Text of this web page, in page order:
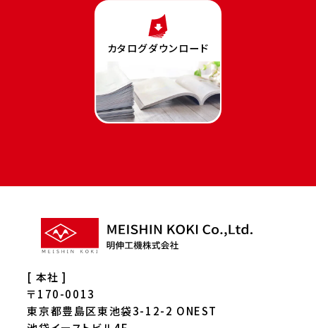
カタログダウンロード
[ 本社 ]
〒170-0013
東京都豊島区東池袋3-12-2 ONEST